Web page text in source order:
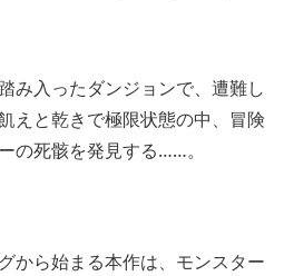
み入ったダンジョンで、遭難し
えと乾きで極限状態の中、冒険
の死骸を発見する……。
から始まる本作は、モンスター